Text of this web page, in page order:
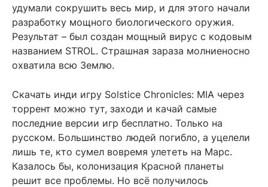
удумали сокрушить весь мир, и для этого начали
разработку мощного биологического оружия.
Результат – был создан мощный вирус с кодовым
названием STROL. Страшная зараза молниеносно
охватила всю Землю.
Скачать инди игру Solstice Chronicles: MIA через
торрент можно тут, заходи и качай самые
последние версии игр бесплатно. Только на
русском. Большинство людей погибло, а уцелели
лишь те, кто сумел вовремя улететь на Марс.
Казалось бы, колонизация Красной планеты
решит все проблемы. Но всё получилось